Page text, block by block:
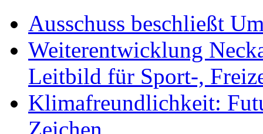
Ausschuss beschließt
Weiterentwicklung
Leitbild für Sport-,
Klimafreundlichkeit:
Zeichen